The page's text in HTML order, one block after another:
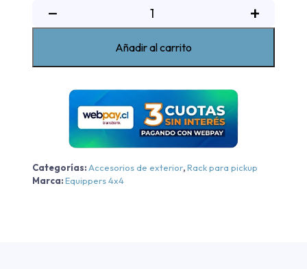
−
max
Mazda
BT50
2013-
cantidad
+
Añadir al carrito
Categorías:Accesorios de exterior,Rack para pickup
Marca:Equippers 4x4